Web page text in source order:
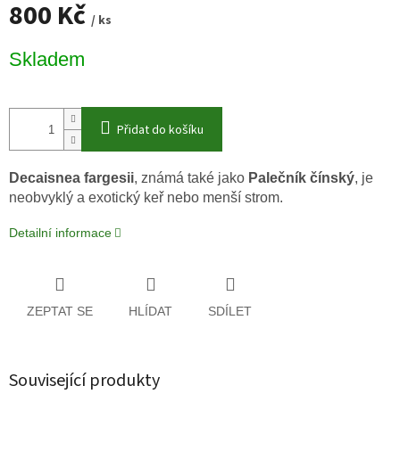
800 Kč / ks
cena:
Skladem
Přidat do košíku
Decaisnea fargesii, známá také jako Palečník čínský, je
neobvyklý a exotický keř nebo menší strom.
Detailní informace
ZEPTAT SE HLÍDAT SDÍLET
Související produkty